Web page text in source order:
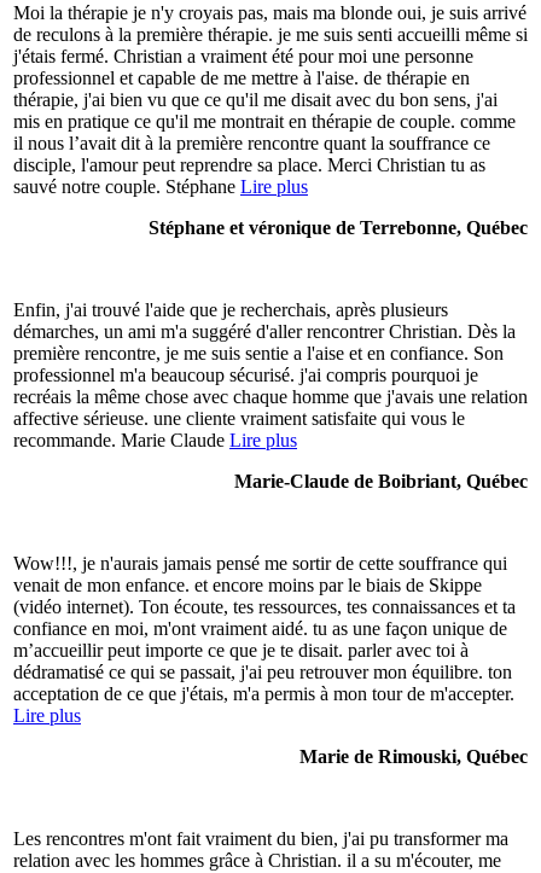
Moi la thérapie je n'y croyais pas, mais ma blonde oui, je suis arrivé
de reculons à la première thérapie. je me suis senti accueilli même si
j'étais fermé. Christian a vraiment été pour moi une personne
professionnel et capable de me mettre à l'aise. de thérapie en
thérapie, j'ai bien vu que ce qu'il me disait avec du bon sens, j'ai
mis en pratique ce qu'il me montrait en thérapie de couple. comme
il nous l’avait dit à la première rencontre quant la souffrance ce
disciple, l'amour peut reprendre sa place. Merci Christian tu as
sauvé notre couple. Stéphane Lire plus
Stéphane et véronique de Terrebonne, Québec
Enfin, j'ai trouvé l'aide que je recherchais, après plusieurs
démarches, un ami m'a suggéré d'aller rencontrer Christian. Dès la
première rencontre, je me suis sentie a l'aise et en confiance. Son
professionnel m'a beaucoup sécurisé. j'ai compris pourquoi je
recréais la même chose avec chaque homme que j'avais une relation
affective sérieuse. une cliente vraiment satisfaite qui vous le
recommande. Marie Claude Lire plus
Marie-Claude de Boibriant, Québec
Wow!!!, je n'aurais jamais pensé me sortir de cette souffrance qui
venait de mon enfance. et encore moins par le biais de Skippe
(vidéo internet). Ton écoute, tes ressources, tes connaissances et ta
confiance en moi, m'ont vraiment aidé. tu as une façon unique de
m’accueillir peut importe ce que je te disait. parler avec toi à
dédramatisé ce qui se passait, j'ai peu retrouver mon équilibre. ton
acceptation de ce que j'étais, m'a permis à mon tour de m'accepter.
Lire plus
Marie de Rimouski, Québec
Les rencontres m'ont fait vraiment du bien, j'ai pu transformer ma
relation avec les hommes grâce à Christian. il a su m'écouter, me